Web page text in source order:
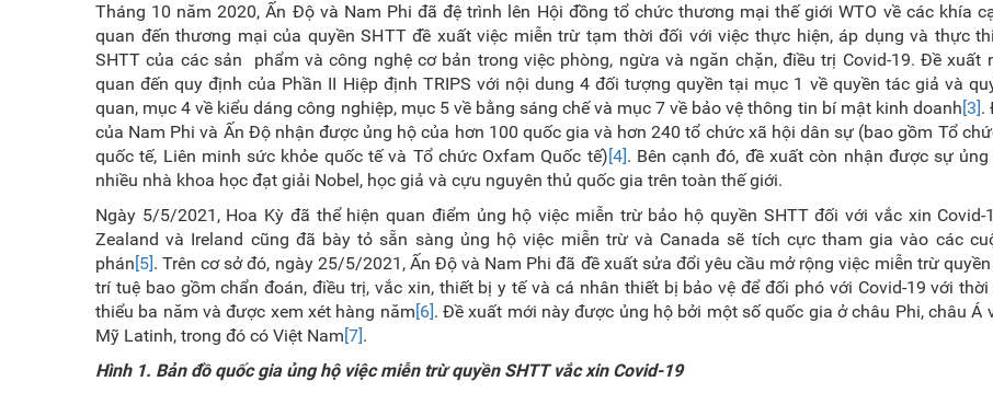
Tháng 10 năm 2020, Ấn Độ và Nam Phi đã đệ trình lên Hội đồng tổ chức thương mại thế giới WTO về các khía
quan đến thương mại của quyền SHTT đề xuất việc miễn trừ tạm thời đối với việc thực hiện, áp dụng và thực
SHTT của các sản phẩm và công nghệ cơ bản trong việc phòng, ngừa và ngăn chặn, điều trị Covid-19. Đề xuất
quan đến quy định của Phần II Hiệp định TRIPS với nội dung 4 đối tượng quyền tại mục 1 về quyền tác giả và
quan, mục 4 về kiểu dáng công nghiệp, mục 5 về bằng sáng chế và mục 7 về bảo vệ thông tin bí mật kinh doanh[3].
của Nam Phi và Ấn Độ nhận được ủng hộ của hơn 100 quốc gia và hơn 240 tổ chức xã hội dân sự (bao gồm Tổ
quốc tế, Liên minh sức khỏe quốc tế và Tổ chức Oxfam Quốc tế)[4]. Bên cạnh đó, đề xuất còn nhận được sự
nhiều nhà khoa học đạt giải Nobel, học giả và cựu nguyên thủ quốc gia trên toàn thế giới.
Ngày 5/5/2021, Hoa Kỳ đã thể hiện quan điểm ủng hộ việc miễn trừ bảo hộ quyền SHTT đối với vắc xin Covid-
Zealand và Ireland cũng đã bày tỏ sẵn sàng ủng hộ việc miễn trừ và Canada sẽ tích cực tham gia vào các
phán[5]. Trên cơ sở đó, ngày 25/5/2021, Ấn Độ và Nam Phi đã đề xuất sửa đổi yêu cầu mở rộng việc miễn trừ
trí tuệ bao gồm chẩn đoán, điều trị, vắc xin, thiết bị y tế và cá nhân thiết bị bảo vệ để đối phó với Covid-19 với
thiểu ba năm và được xem xét hàng năm[6]. Đề xuất mới này được ủng hộ bởi một số quốc gia ở châu Phi, châu Á
Mỹ Latinh, trong đó có Việt Nam[7].
Hình 1. Bản đồ quốc gia ủng hộ việc miễn trừ quyền SHTT vắc xin Covid-19